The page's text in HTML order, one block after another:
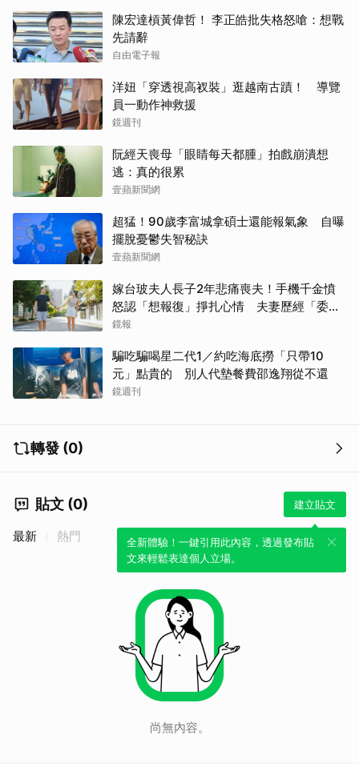
陳宏達槓黃偉哲！ 李正皓批失格怒嗆：想戰
先請辭
自由電子報
洋妞「穿透視高衩裝」逛越南古蹟！ 導覽
員一動作神救援
鏡週刊
阮經天喪母「眼睛每天都腫」拍戲崩潰想
逃：真的很累
壹蘋新聞網
超猛！90歲李富城拿碩士還能報氣象 自曝
擺脫憂鬱失智秘訣
壹蘋新聞網
嫁台玻夫人長子2年悲痛喪夫！手機千金憤
怒認「想報復」掙扎心情 夫妻歷經「委屈
與不平」只能安靜
鏡報
騙吃騙喝星二代1／約吃海底撈「只帶10
元」點貴的 別人代墊餐費邵逸翔從不還
鏡週刊
轉發 (0)
貼文 (0) 建立貼文
全新體驗！一鍵引用此內容，透過發布貼
文來輕鬆表達個人立場。
最新 熱門
尚無內容。